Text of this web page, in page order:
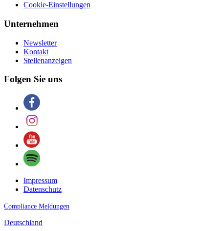
Cookie-Einstellungen
Unternehmen
Newsletter
Kontakt
Stellenanzeigen
Folgen Sie uns
Impressum
Datenschutz
Compliance Meldungen
Deutschland